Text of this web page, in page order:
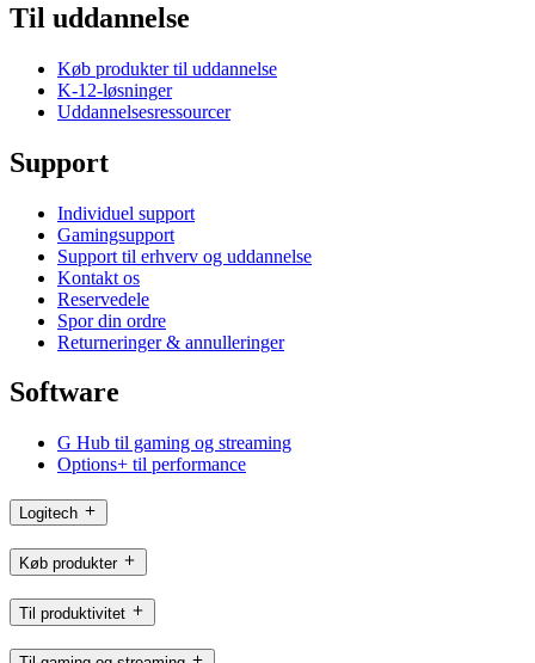
Til uddannelse
Køb produkter til uddannelse
K-12-løsninger
Uddannelsesressourcer
Support
Individuel support
Gamingsupport
Support til erhverv og uddannelse
Kontakt os
Reservedele
Spor din ordre
Returneringer & annulleringer
Software
G Hub til gaming og streaming
Options+ til performance
Logitech
Køb produkter
Til produktivitet